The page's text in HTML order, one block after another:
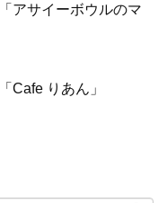
アサイーボウルのマ
Cafe りあん」